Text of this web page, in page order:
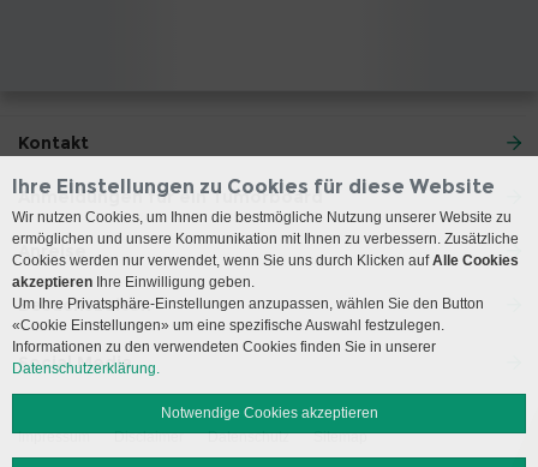
Kontakt
Anmeldungen für ein Tumorboard
Anreise
Besuchszeiten
Social Media
Impressum Disclaimer Datenschutz Sitemap
Ihre Einstellungen zu Cookies für diese Website
Wir nutzen Cookies, um Ihnen die bestmögliche Nutzung unserer Website zu
ermöglichen und unsere Kommunikation mit Ihnen zu verbessern. Zusätzliche
Cookies werden nur verwendet, wenn Sie uns durch Klicken aufAlle Cookies
akzeptieren Ihre Einwilligung geben.
Um Ihre Privatsphäre-Einstellungen anzupassen, wählen Sie den Button
«Cookie Einstellungen» um eine spezifische Auswahl festzulegen.
Informationen zu den verwendeten Cookies finden Sie in unserer
Datenschutzerklärung.
Notwendige Cookies akzeptieren